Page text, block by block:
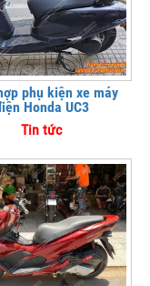
phụ kiện xe máy
Honda UC3
Tin tức